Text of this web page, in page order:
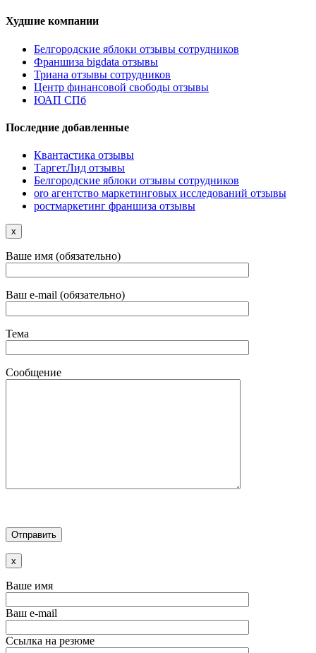
Худшие компании
Белгородские яблоки отзывы сотрудников
Франшиза bigdata отзывы
Триана отзывы сотрудников
Центр финансовой свободы отзывы
ЮАП СПб
Последние добавленные
Квантастика отзывы
ТаргетЛид отзывы
Белгородские яблоки отзывы сотрудников
oro агентство маркетинговых исследований отзывы
ростмаркетинг франшиза отзывы
x
Ваше имя (обязательно)
Ваш e-mail (обязательно)
Тема
Сообщение
x
Ваше имя
Ваш e-mail
Ссылка на резюме